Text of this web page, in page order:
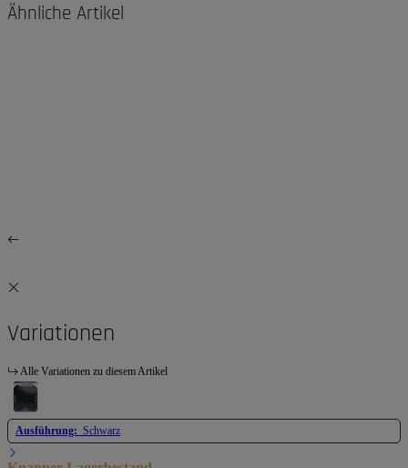
Ähnliche Artikel
Variationen
Alle Variationen zu diesem Artikel
Ausführung: Schwarz